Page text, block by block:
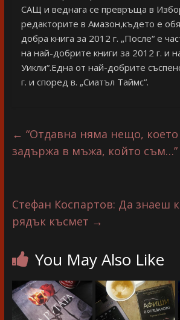
САЩ и веднага се превръща в
редакторите в Амазон,където е
добра книга за 2012 г. „После“ е
на най-добрите книги за 2012 г. и
Уикли“.Една от най-добрите
г. и според в. „Сиатъл Таймс“.
← “Отдавна няма нещо,
задържа в мъжа, който съм…”
Стефан Коспартов: Да знаеш
рядък късмет →
You May Also Like